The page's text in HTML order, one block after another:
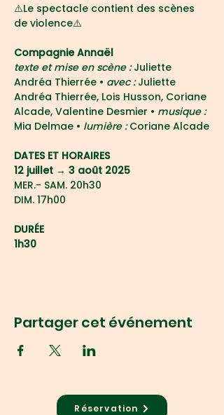
⚠️Le spectacle contient des scènes
de violence⚠️
Compagnie Annaël
texte et mise en scène : Juliette
Andréa Thierrée • avec : Juliette
Andréa Thierrée, Lois Husson, Coriane
Alcade, Valentine Desmier • musique :
Mia Delmae • lumière : Coriane Alcade
DATES ET HORAIRES
12 juillet → 3 août 2025
MER.- SAM. 20h30
DIM. 17h00
DURÉE
1h30
Partager cet événement
Réservation